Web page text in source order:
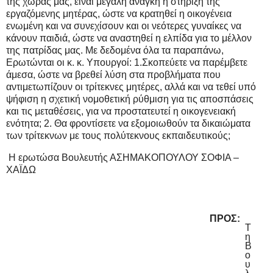
εργαζόμενης μητέρας, ώστε να κρατηθεί η οικογένεια
ενωμένη και να συνεχίσουν και οι νεότερες γυναίκες να
κάνουν παιδιά, ώστε να αναστηθεί η ελπίδα για το μέλλον
της πατρίδας μας. Με δεδομένα όλα τα παραπάνω,
Ερωτώνται οι κ. κ. Υπουργοί: 1.Σκοπεύετε να παρέμβετε
άμεσα, ώστε να βρεθεί λύση στα προβλήματα που
αντιμετωπίζουν οι τρίτεκνες μητέρες, αλλά και να τεθεί υπό
ψήφιση η σχετική νομοθετική ρύθμιση για τις αποσπάσεις
και τις μεταθέσεις, για να προστατευτεί η οικογενειακή
ενότητα; 2. Θα φροντίσετε να εξομοιωθούν τα δικαιώματα
των τρίτεκνων με τους πολύτεκνους εκπαιδευτικούς;
Η ερωτώσα Βουλευτής ΑΣΗΜΑΚΟΠΟΥΛΟΥ ΣΟΦΙΑ –
ΧΑΪΔΩ
ΠΡΟΣ:
Τ
η
Β
ο
υ